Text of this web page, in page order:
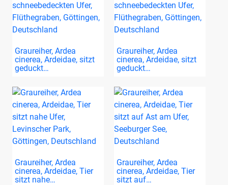
Graureiher, Ardea
cinerea, Ardeidae, sitzt
geduckt…
Graureiher, Ardea
cinerea, Ardeidae, sitzt
geduckt…
Graureiher, Ardea
cinerea, Ardeidae, Tier
sitzt nahe…
Graureiher, Ardea
cinerea, Ardeidae, Tier
sitzt auf…